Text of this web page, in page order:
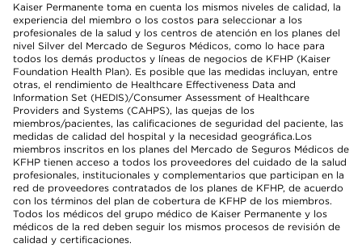
Kaiser Permanente toma en cuenta los mismos niveles de calidad, la
experiencia del miembro o los costos para seleccionar a los
profesionales de la salud y los centros de atención en los planes del
nivel Silver del Mercado de Seguros Médicos, como lo hace para
todos los demás productos y líneas de negocios de KFHP (Kaiser
Foundation Health Plan). Es posible que las medidas incluyan, entre
otras, el rendimiento de Healthcare Effectiveness Data and
Information Set (HEDIS)/Consumer Assessment of Healthcare
Providers and Systems (CAHPS), las quejas de los
miembros/pacientes, las calificaciones de seguridad del paciente, las
medidas de calidad del hospital y la necesidad geográfica.Los
miembros inscritos en los planes del Mercado de Seguros Médicos de
KFHP tienen acceso a todos los proveedores del cuidado de la salud
profesionales, institucionales y complementarios que participan en la
red de proveedores contratados de los planes de KFHP, de acuerdo
con los términos del plan de cobertura de KFHP de los miembros.
Todos los médicos del grupo médico de Kaiser Permanente y los
médicos de la red deben seguir los mismos procesos de revisión de
calidad y certificaciones.